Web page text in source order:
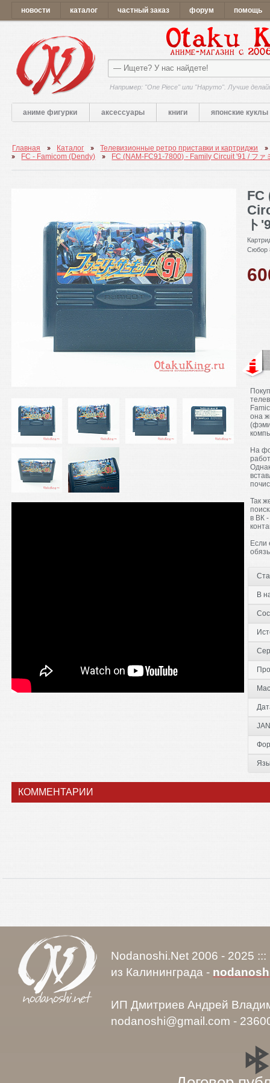
новости каталог частный заказ форум помощь
Например: "One Piece" или "Наруто". Лучше
аниме фигурки аксессуары книги японские куклы
Главная Каталог
Телевизионные ретро приставки и картриджи
FC - Famicom (Dendy)
FC (NAM-FC91-7800) - Family Circuit '91 / ファ
FC
ト
Сюбор
она
На
Так
в ВК
Если
В
КОММЕНТАРИИ
Nodanoshi.Net 2006 - 2025
из Калининграда -
ИП Дмитриев Андрей
nodanoshi@gmail.com -